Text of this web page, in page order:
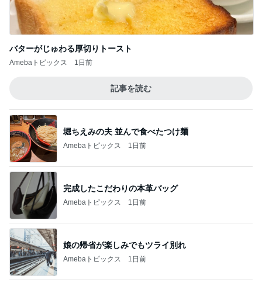
堀ちえみの夫 並んで食べたつけ麺
Amebaトピックス 1日前
Amebaトピックス 1日前
娘の帰省が楽しみでもツライ別れ
Amebaトピックス 1日前
平野ノラ ポイントで得したカフェラテ
Amebaトピックス 1日前